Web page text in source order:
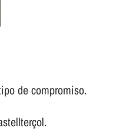
de compromiso.